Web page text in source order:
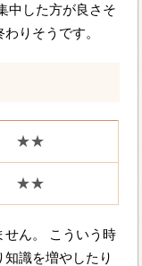
中した方が良さそ
りそうです。
★★
★★
せん。 こういう時
識を増やしたり